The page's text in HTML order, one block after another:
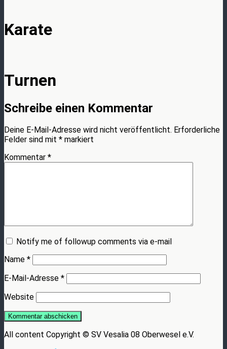
Karate
Turnen
Schreibe einen Kommentar
Deine E-Mail-Adresse wird nicht veröffentlicht. Erforderliche
Felder sind mit * markiert
Kommentar *
Notify me of followup comments via e-mail
Name *
E-Mail-Adresse *
Website
All content Copyright © SV Vesalia 08 Oberwesel e.V.